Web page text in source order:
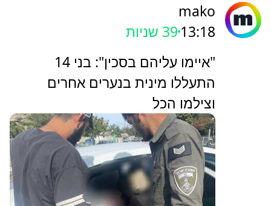
mako
13:18 41 שניות
"איימו עליהם בסכין": בני 14
התעללו מינית בנערים אחרים
וצילמו הכל